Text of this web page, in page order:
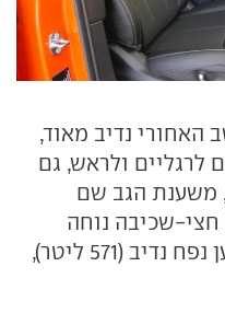
נדיב מאוד,
ולראש, גם
משענת הגב שם
שכיבה נוחה
לנסיעות ארוכות. לתא המטען נפח נדיב (571 ליטר),